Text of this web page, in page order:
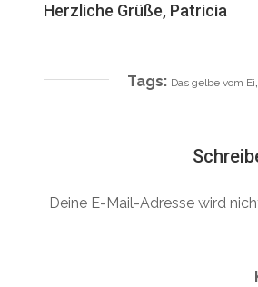
Herzliche Grüße, Patricia
Tags: Das gelbe vom Ei,
Deine E-Mail-Adresse wird